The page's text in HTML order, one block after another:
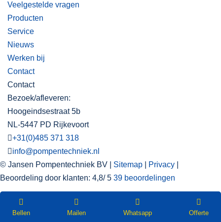
Veelgestelde vragen
Producten
Service
Nieuws
Werken bij
Contact
Contact
Bezoek/afleveren:
Hoogeindsestraat 5b
NL-5447 PD Rijkevoort
+31(0)485 371 318
info@pompentechniek.nl
© Jansen Pompentechniek BV | Sitemap Privacy
Beoordeling door klanten: 4,8/5 39 beoordelingen
WEBSHOP Nieuwsbrief
Bellen Mailen Whatsapp Offerte